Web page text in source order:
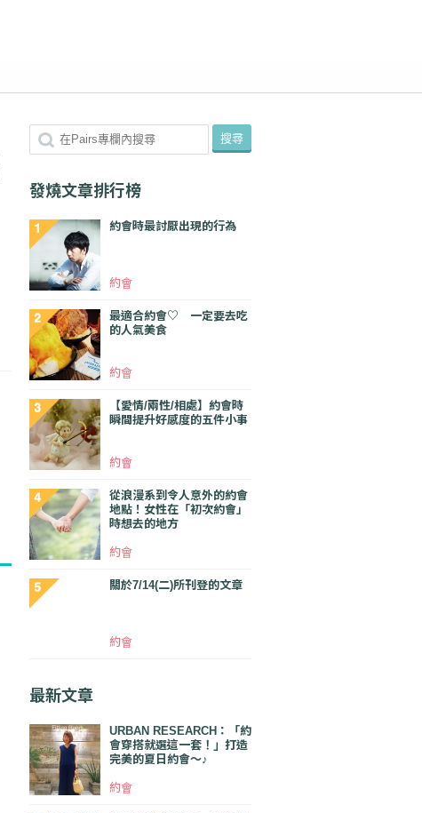
發燒文章排行榜
約會時最討厭出現的行為
約會
最適合約會♡ 一定要去吃
的人氣美食
約會
【愛情/兩性/相處】約會時
瞬間提升好感度的五件小事
約會
從浪漫系到令人意外的約會
地點！女性在「初次約會」
時想去的地方
約會
關於7/14(二)所刊登的文章
約會
最新文章
URBAN RESEARCH：「約
會穿搭就選這一套！」打造
完美的夏日約會～♪
約會